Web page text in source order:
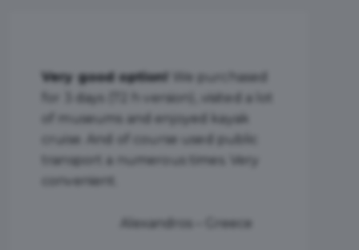
Excellent! I used 72-Hour Gdansk
Tourist Card.
It was a great
decision. An ideal way for a
sightseeing of this beautiful city. I
highly recommend it.
Elar – Norway